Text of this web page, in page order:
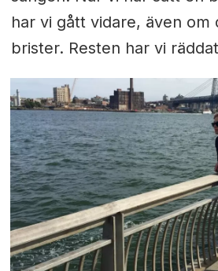
har vi gått vidare, även om
brister. Resten har vi